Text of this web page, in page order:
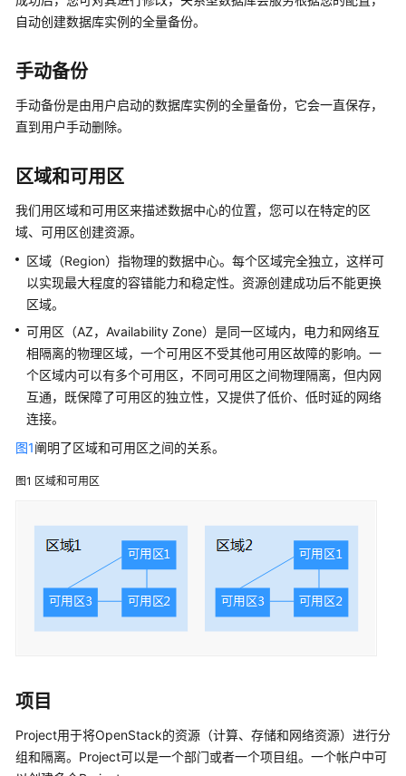
白
皮
参
考
SDK
考
常
见
问
故
障
排
除
视
频
语
文
用
自动创建数据库实例的全量备份。
手动备份
手动备份是由用户启动的数据库实例的全量备份，它会一直保存，
直到用户手动删除。
区域和可用区
我们用区域和可用区来描述数据中心的位置，您可以在特定的区
域、可用区创建资源。
区域（Region）指物理的数据中心。每个区域完全独立，这样可
以实现最大程度的容错能力和稳定性。资源创建成功后不能更换
区域。
可用区（AZ，Availability Zone）是同一区域内，电力和网络互
相隔离的物理区域，一个可用区不受其他可用区故障的影响。一
个区域内可以有多个可用区，不同可用区之间物理隔离，但内网
互通，既保障了可用区的独立性，又提供了低价、低时延的网络
连接。
图1阐明了区域和可用区之间的关系。
图1 区域和可用区
项目
Project用于将OpenStack的资源（计算、存储和网络资源）进行分
组和隔离。Project可以是一个部门或者一个项目组。一个帐户中可